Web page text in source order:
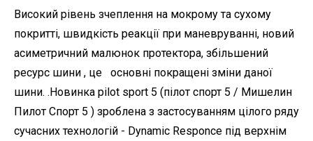
Високий рівень зчеплення на мокрому та сухому
покритті, швидкість реакції при маневруванні, новий
асиметричний малюнок протектора, збільшений
ресурс шини , це основні покращені зміни даної
шини. .Новинка pilot sport 5 (пілот спорт 5 / Мишелин
Пилот Спорт 5 ) зроблена з застосуванням цілого ряду
сучасних технологій - Dynamic Responce під верхнім